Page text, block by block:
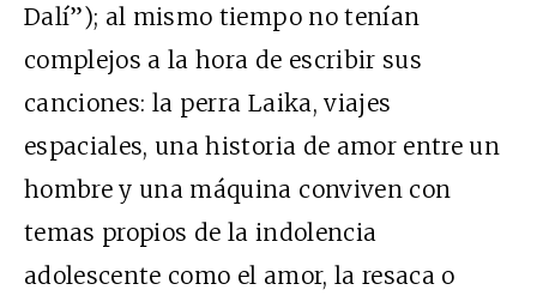
Dalí”); al mismo tiempo no tenían
complejos a la hora de escribir sus
canciones: la perra Laika, viajes
espaciales, una historia de amor entre un
hombre y una máquina conviven con
temas propios de la indolencia
adolescente como el amor, la resaca o